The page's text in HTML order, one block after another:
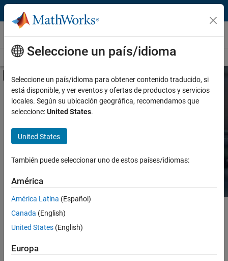
Saltar al contenido
Hardware Support
Overview Search Hardware Support Request Hardware Support
Mostrar/ocultar menú de navegación
Product
Vendor
Application
Protocol or Standard
Search Hardware
Find integrated hardware solutions with
Contenido principal
Search
Seleccione un país/idioma
Seleccione un país/idioma para obtener contenido traducido, si
está disponible, y ver eventos y ofertas de productos y servicios
locales. Según su ubicación geográfica, recomendamos que
seleccione:United States.
United States
También puede seleccionar uno de estos países/idiomas:
América
América Latina (Español)
Canada (English)
United States (English)
Europa